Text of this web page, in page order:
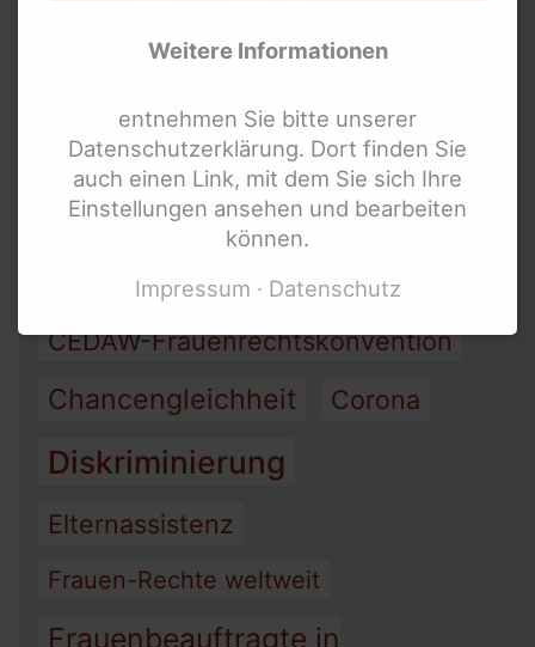
Armut
Barrierefreiheit
Bewegung behinderter Frauen
Bundesteilhabegesetz (BTHG)
CEDAW-Frauenrechtskonvention
Chancengleichheit Corona
Diskriminierung
Elternassistenz
Frauen-Rechte weltweit
Frauenbeauftragte in
Weitere Informationen
entnehmen Sie bitte unserer
Datenschutzerklärung. Dort finden Sie
auch einen Link, mit dem Sie sich Ihre
Einstellungen ansehen und bearbeiten
können.
Impressum
Datenschutz